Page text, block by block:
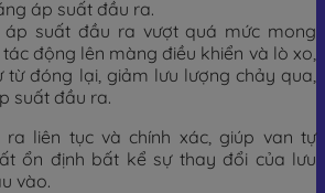
áp suất đầu ra.
áp suất đầu ra vượt quá mức mong
động lên màng điều khiển và lò xo,
từ đóng lại, giảm lưu lượng chảy qua,
suất đầu ra.
ra liên tục và chính xác, giúp van tự
ổn định bất kể sự thay đổi của lưu
vào.